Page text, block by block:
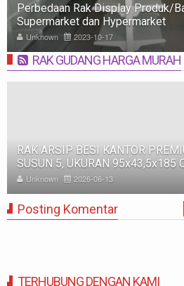
Perbedaan Rak Display Produk/
Supermarket dan Hypermarket
Unknown 2023-10-17
RAK GUDANG HARGA MURAH
RAK ARSIP BESI KANTOR
SUSUN 5, UKURAN 95x43,5x185
Unknown 2026-06-13
Posting Komentar
TERHUBUNG DENGAN KAMI